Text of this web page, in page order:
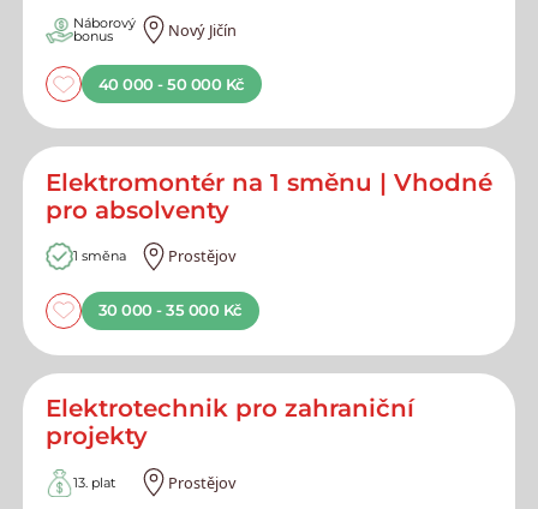
Náborový
bonus Nový Jičín
40 000 - 50 000 Kč
Elektromontér na 1 směnu | Vhodné
pro absolventy
1 směna Prostějov
30 000 - 35 000 Kč
Elektrotechnik pro zahraniční
projekty
13. plat Prostějov